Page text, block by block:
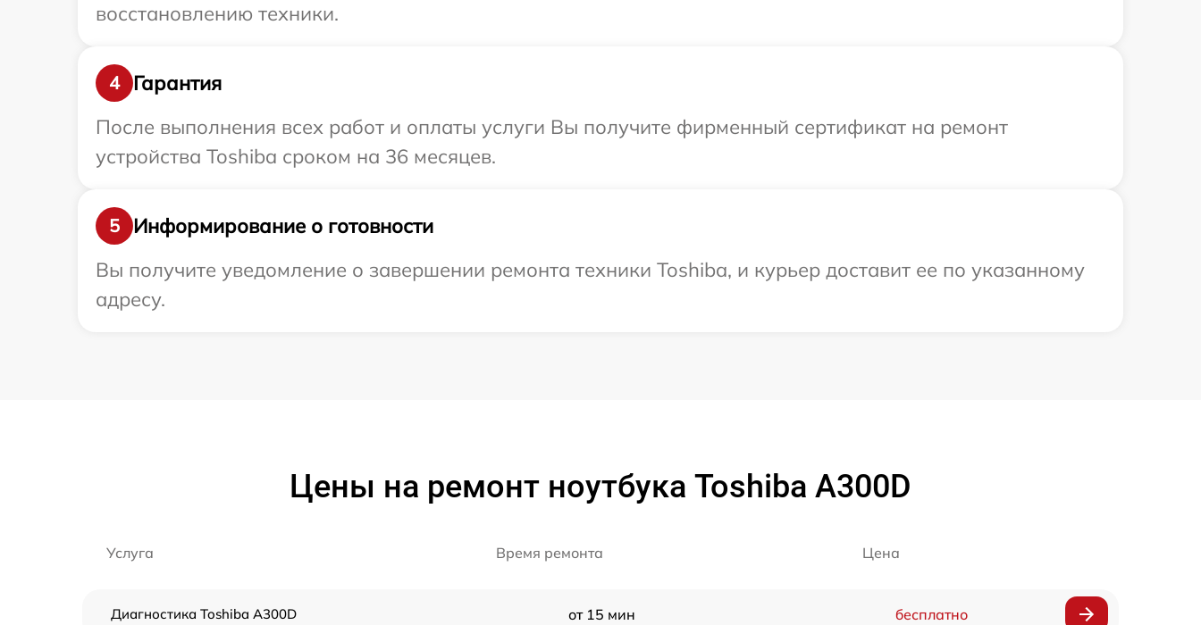
восстановлению техники.
4
Гарантия
После выполнения всех работ и оплаты услуги Вы получите фирменный сертификат на ремонт
устройства Toshiba сроком на 36 месяцев.
5
Информирование о готовности
Вы получите уведомление о завершении ремонта техники Toshiba, и курьер доставит ее по указанному
адресу.
Цены на ремонт ноутбука Toshiba A300D
Услуга Время ремонта Цена
Диагностика Toshiba A300D от 15 мин бесплатно